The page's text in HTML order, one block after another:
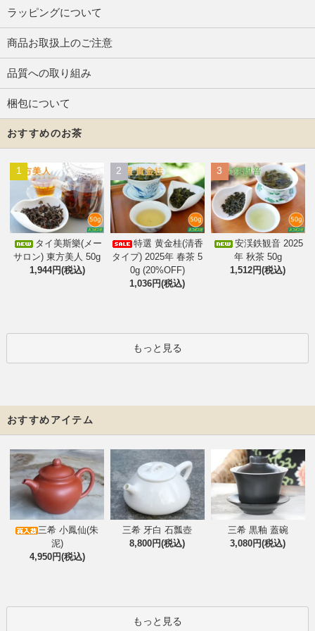
ラッピングについて
商品お取扱上のご注意
品質への取り組み
梱包について
おすすめのお茶
1
タイ美斯樂(メー
サロン) 東方美人 50g
1,944円(税込)
2
特選 黄金桂(清香
タイプ) 2025年 春茶 5
0g (20%OFF)
1,036円(税込)
3
安渓鉄観音 2025
年 秋茶 50g
1,512円(税込)
もっと見る
おすすめアイテム
三希 小鳳仙(朱
泥)
4,950円(税込)
三希 牙白 石瓢壺
8,800円(税込)
三希 黒釉 蓋碗
3,080円(税込)
もっと見る